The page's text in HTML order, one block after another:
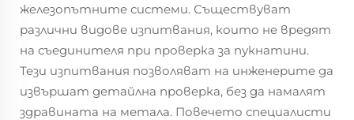
железопътните системи. Съществуват
различни видове изпитвания, които не вредят
на съединителя при проверка за пукнатини.
Тези изпитвания позволяват на инженерите да
извършат детайлна проверка, без да намалят
здравината на метала. Повечето специалисти